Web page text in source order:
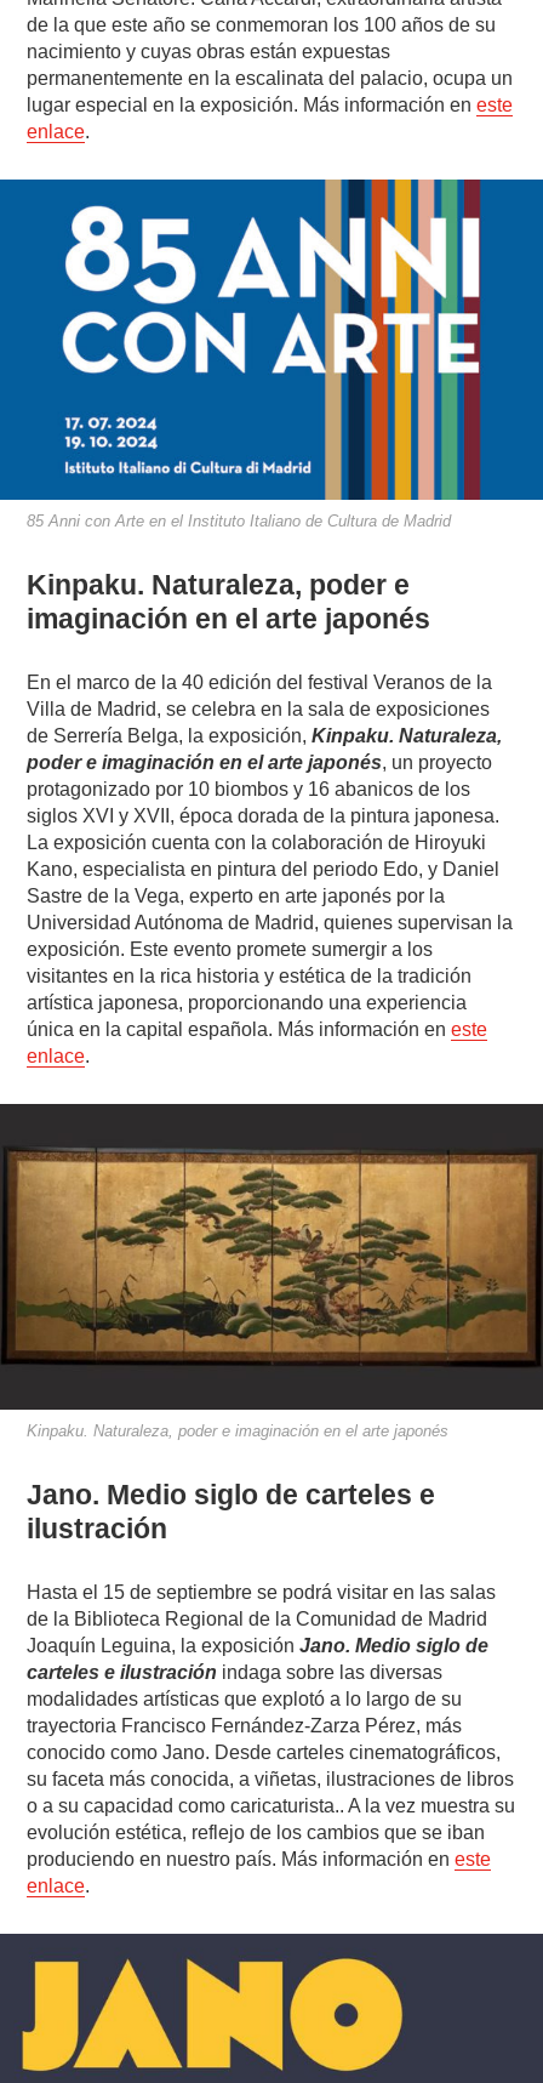
de la que este año se conmemoran los 100 años de su
nacimiento y cuyas obras están expuestas
permanentemente en la escalinata del palacio, ocupa un
lugar especial en la exposición. Más información eneste
enlace.
85 Anni con Arte en el Instituto Italiano de Cultura de Madrid
Kinpaku. Naturaleza, poder e
imaginación en el arte japonés
En el marco de la 40 edición del festival Veranos de la
Villa de Madrid, se celebra en la sala de exposiciones
de Serrería Belga, la exposición,Kinpaku. Naturaleza,
poder e imaginación en el arte japonés, un proyecto
protagonizado por 10 biombos y 16 abanicos de los
siglos XVI y XVII, época dorada de la pintura japonesa.
La exposición cuenta con la colaboración de Hiroyuki
Kano, especialista en pintura del periodo Edo, y Daniel
Sastre de la Vega, experto en arte japonés por la
Universidad Autónoma de Madrid, quienes supervisan la
exposición. Este evento promete sumergir a los
visitantes en la rica historia y estética de la tradición
artística japonesa, proporcionando una experiencia
única en la capital española. Más información eneste
enlace.
Kinpaku. Naturaleza, poder e imaginación en el arte japonés
Jano. Medio siglo de carteles e
ilustración
Hasta el 15 de septiembre se podrá visitar en las salas
de la Biblioteca Regional de la Comunidad de Madrid
Joaquín Leguina, la exposición Jano. Medio siglo de
carteles e ilustración indaga sobre las diversas
modalidades artísticas que explotó a lo largo de su
trayectoria Francisco Fernández-Zarza Pérez, más
conocido como Jano. Desde carteles cinematográficos,
su faceta más conocida, a viñetas, ilustraciones de libros
o a su capacidad como caricaturista.. A la vez muestra su
evolución estética, reflejo de los cambios que se iban
produciendo en nuestro país. Más información eneste
enlace.